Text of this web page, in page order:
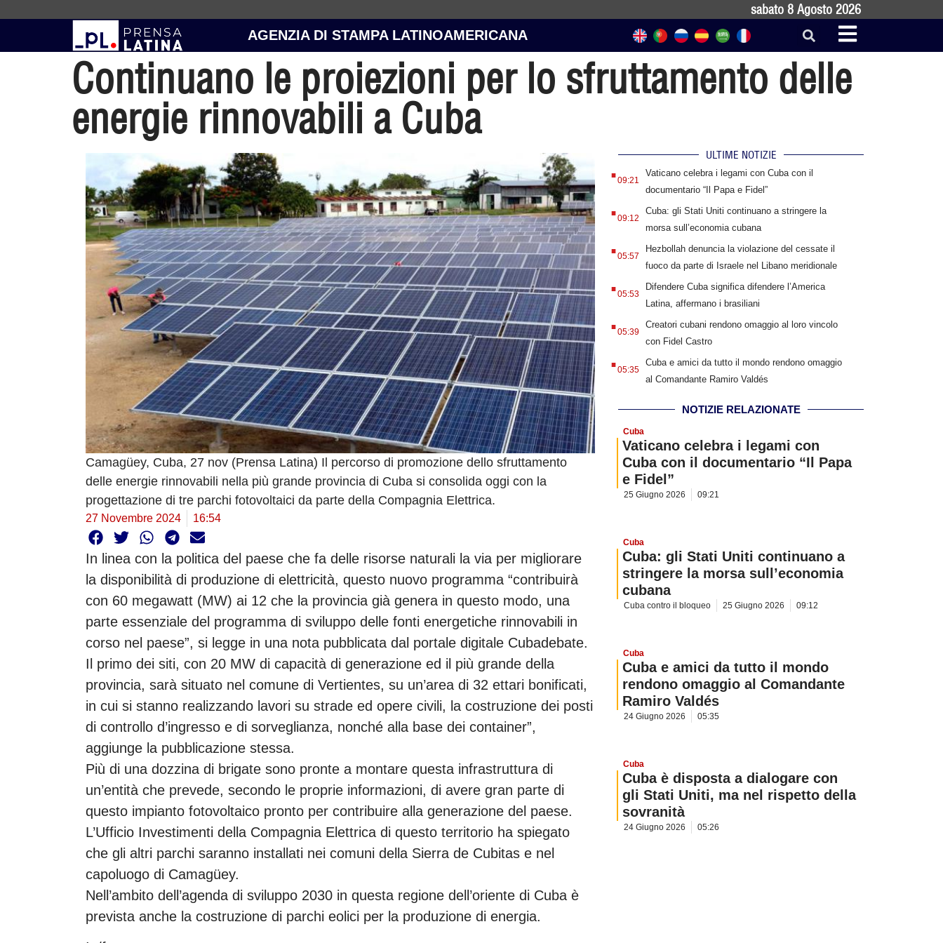
sabato 8 Agosto 2026
AGENZIA DI STAMPA LATINOAMERICANA
Continuano le proiezioni per lo sfruttamento delle
energie rinnovabili a Cuba
Camagüey, Cuba, 27 nov (Prensa Latina) Il percorso di promozione dello sfruttamento
delle energie rinnovabili nella più grande provincia di Cuba si consolida oggi con la
progettazione di tre parchi fotovoltaici da parte della Compagnia Elettrica.
27 Novembre 2024 16:54
In linea con la politica del paese che fa delle risorse naturali la via per migliorare
la disponibilità di produzione di elettricità, questo nuovo programma “contribuirà
con 60 megawatt (MW) ai 12 che la provincia già genera in questo modo, una
parte essenziale del programma di sviluppo delle fonti energetiche rinnovabili in
corso nel paese”, si legge in una nota pubblicata dal portale digitale Cubadebate.
Il primo dei siti, con 20 MW di capacità di generazione ed il più grande della
provincia, sarà situato nel comune di Vertientes, su un’area di 32 ettari bonificati,
in cui si stanno realizzando lavori su strade ed opere civili, la costruzione dei posti
di controllo d’ingresso e di sorveglianza, nonché alla base dei container”,
aggiunge la pubblicazione stessa.
Più di una dozzina di brigate sono pronte a montare questa infrastruttura di
un’entità che prevede, secondo le proprie informazioni, di avere gran parte di
questo impianto fotovoltaico pronto per contribuire alla generazione del paese.
L’Ufficio Investimenti della Compagnia Elettrica di questo territorio ha spiegato
che gli altri parchi saranno installati nei comuni della Sierra de Cubitas e nel
capoluogo di Camagüey.
Nell’ambito dell’agenda di sviluppo 2030 in questa regione dell’oriente di Cuba è
prevista anche la costruzione di parchi eolici per la produzione di energia.
ULTIME NOTIZIE
.09:21
Vaticano celebra i legami con Cuba con il
documentario “Il Papa e Fidel”
.09:12
Cuba: gli Stati Uniti continuano a stringere la
morsa sull’economia cubana
.05:57
Hezbollah denuncia la violazione del cessate il
fuoco da parte di Israele nel Libano meridionale
.05:53
Difendere Cuba significa difendere l’America
Latina, affermano i brasiliani
.05:39
Creatori cubani rendono omaggio al loro vincolo
con Fidel Castro
.05:35
Cuba e amici da tutto il mondo rendono omaggio
al Comandante Ramiro Valdés
NOTIZIE RELAZIONATE
Cuba
Vaticano celebra i legami con
Cuba con il documentario “Il Papa
e Fidel”
25 Giugno 2026 09:21
Cuba
Cuba: gli Stati Uniti continuano a
stringere la morsa sull’economia
cubana
Cuba contro il bloqueo 25 Giugno 2026 09:12
Cuba
Cuba e amici da tutto il mondo
rendono omaggio al Comandante
Ramiro Valdés
24 Giugno 2026 05:35
Cuba
Cuba è disposta a dialogare con
gli Stati Uniti, ma nel rispetto della
sovranità
24 Giugno 2026 05:26